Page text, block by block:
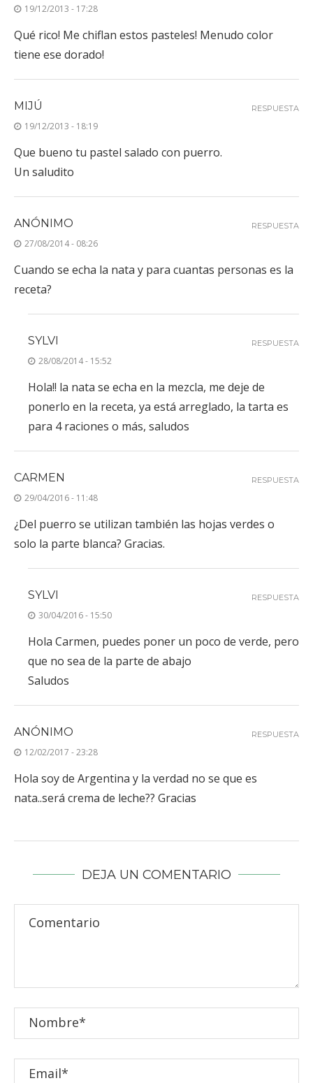
19/12/2013 - 17:28
Qué rico! Me chiflan estos pasteles! Menudo color
tiene ese dorado!
MIJÚ
19/12/2013 - 18:19
Que bueno tu pastel salado con puerro.
Un saludito
RESPUESTA
ANÓNIMO
27/08/2014 - 08:26
Cuando se echa la nata y para cuantas personas es la
receta?
RESPUESTA
SYLVI
28/08/2014 - 15:52
Hola!! la nata se echa en la mezcla, me deje de
ponerlo en la receta, ya está arreglado, la tarta es
para 4 raciones o más, saludos
RESPUESTA
CARMEN
29/04/2016 - 11:48
¿Del puerro se utilizan también las hojas verdes o
solo la parte blanca? Gracias.
RESPUESTA
SYLVI
30/04/2016 - 15:50
Hola Carmen, puedes poner un poco de verde, pero
que no sea de la parte de abajo
Saludos
RESPUESTA
ANÓNIMO
12/02/2017 - 23:28
Hola soy de Argentina y la verdad no se que es
nata..será crema de leche?? Gracias
RESPUESTA
DEJA UN COMENTARIO